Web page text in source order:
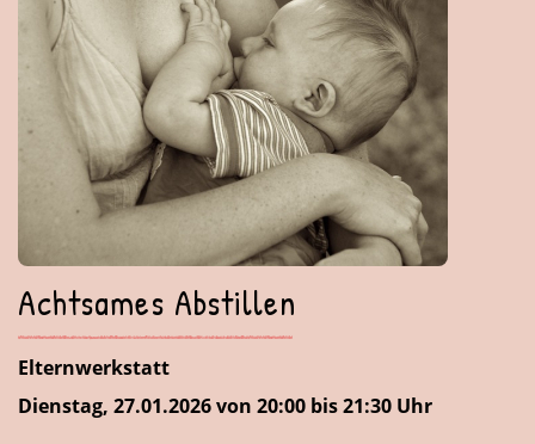
Achtsames Abstillen
Elternwerkstatt
Dienstag, 27.01.2026 von 20:00 bis 21:30 Uhr